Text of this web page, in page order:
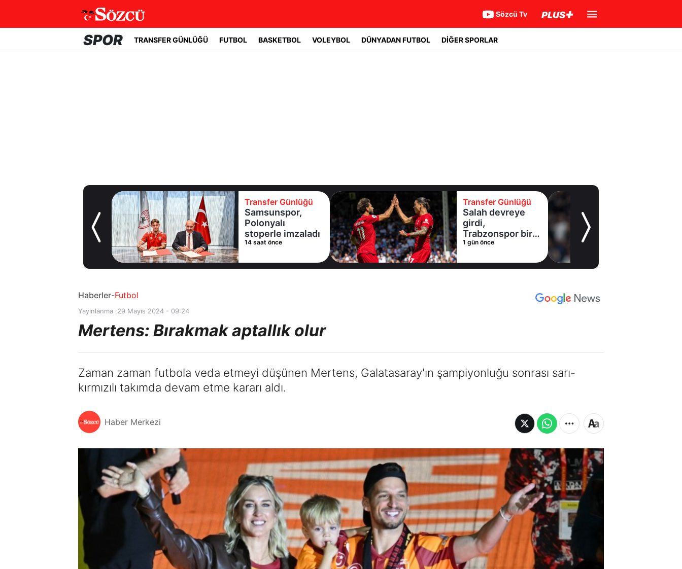
Sözcü Tv
SPOR TRANSFER GÜNLÜĞÜ FUTBOL BASKETBOL VOLEYBOL DÜNYADAN FUTBOL DİĞER SPORLAR
stoperle imzaladı
Transfer Günlüğü
Salah devreye
girdi,
Trabzonspor bir
yıldızı daha bitirdi
1 gün önce
Transfer Günlüğü
Yıldız oyuncudan
Fenerbahçe'ye
müjde! Ayrılmak
istiyor
1 gün önce
Haberler-Futbol
Yayınlanma :29 Mayıs 2024 - 09:24
Mertens: Bırakmak aptallık olur
Zaman zaman futbola veda etmeyi düşünen Mertens, Galatasaray'ın şampiyonluğu sonrası sarı-
kırmızılı takımda devam etme kararı aldı.
Haber Merkezi